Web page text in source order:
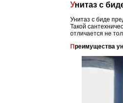
Унитаз с
Унитаз с биде
Такой
отличается не
Преимущества